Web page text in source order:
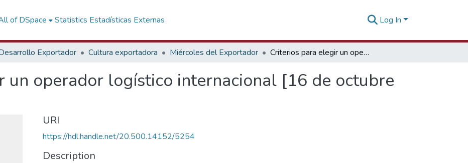
of DSpace Statistics Estadísticas Externas Log In
Exportador Cultura exportadora Miércoles del Exportador Criterios para elegir un operador logístico internacional [16 de octubre de 2019]
un operador logístico internacional [16 de octubre
URI
https://hdl.handle.net/20.500.14152/5254
Description